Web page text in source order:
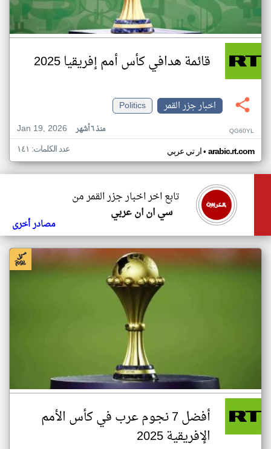
قائمة هدافي كأس أمم إفريقيا 2025
اخبار جزر القمر
Politics
Jan 19, 2026
منذ ٦ أشهر QG60YL
ار تي عربي• arabic.rt.com عدد الكلمات: ١٤١
تابع اخر اخبار جزر القمر من
سي ان ان عربي
مصادر أخرى
أفضل 7 نجوم عرب في كأس الأمم
الإفريقية 2025